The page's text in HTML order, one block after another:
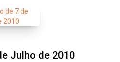
Julho de 2010